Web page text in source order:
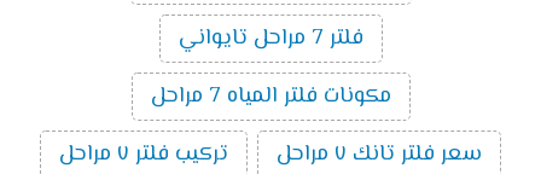
فلتر 7 مراحل تايواني
مكونات فلتر المياه 7 مراحل
سعر فلتر تانك ٧ مراحل
تركيب فلتر ٧ مراحل